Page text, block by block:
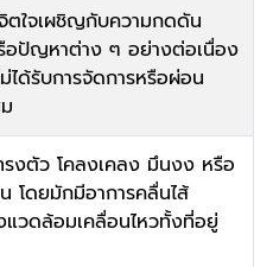
ตใจเผชิญกับความกดดัน
อปัญหาต่าง ๆ อย่างต่อเนื่อง
ได้รับการจัดการหรือผ่อน
รงตัว โคลงเคลง มึนงง หรือ
โดยมักมีอาการคลื่นไส้
แวดล้อมเคลื่อนไหวทั้งที่อยู่